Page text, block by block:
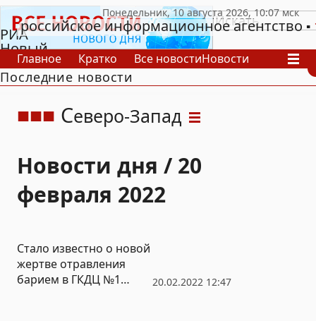
РИА
Новый
День
российское информационное агентство
Главное Кратко Все новостиНовости
В России
В мире
Последние новости
Северо-Запад
Новости дня / 20
февраля 2022
20.02.2022 12:47
Стало известно о новой
жертве отравления
барием в ГКДЦ №1